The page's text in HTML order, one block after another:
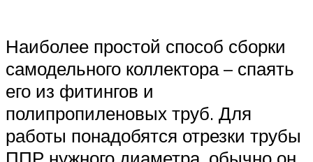
Наиболее простой способ сборки
самодельного коллектора – спаять
его из фитингов и
полипропиленовых труб. Для
работы понадобятся отрезки трубы